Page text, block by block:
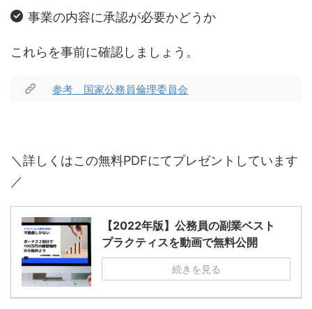
事業の内容に承認が必要かどうか
これらを事前に確認しましょう。
参考 国家公務員倫理委員会
＼詳しくはこの無料PDFにてプレゼントしています
／
【2022年版】公務員の副業ベスト
プラクティスを動画で無料公開
続きを見る